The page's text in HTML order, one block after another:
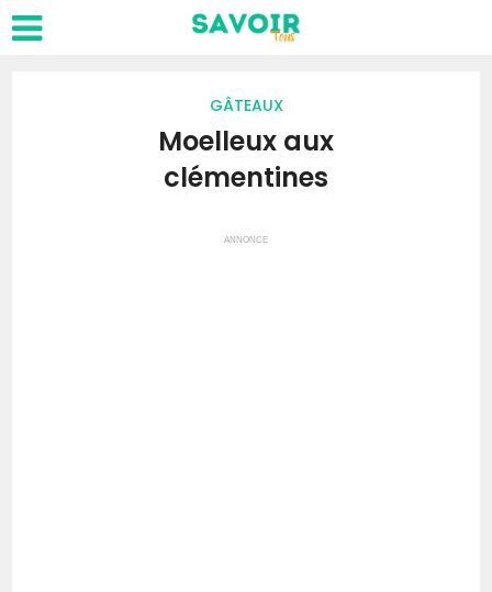
GÂTEAUX
Moelleux aux
clémentines
ANNONCE